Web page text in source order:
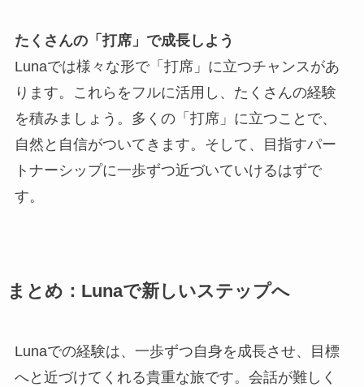
たくさんの「打席」で成長しよう
Lunaでは様々な形で「打席」に立つチャンスがあ
ります。これらをフルに活用し、たくさんの経験
を積みましょう。多くの「打席」に立つことで、
自然と自信がついてきます。そして、目指すパー
トナーシップに一歩ずつ近づいていけるはずで
す。
まとめ：Lunaで新しいステップへ
Lunaでの経験は、一歩ずつ自身を成長させ、目標
へと近づけてくれる貴重な旅です。会話が難しく